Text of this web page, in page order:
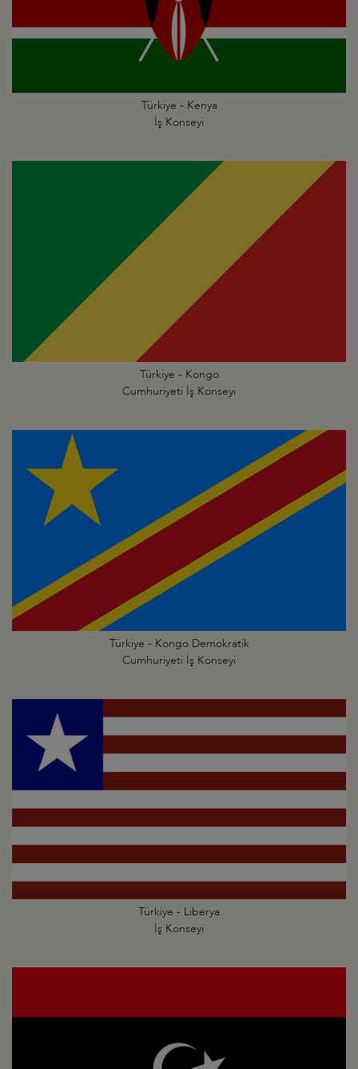
Türkiye - Kenya
İş Konseyi
Türkiye - Kongo
Cumhuriyeti İş Konseyi
Türkiye - Kongo Demokratik
Cumhuriyeti İş Konseyi
Türkiye - Liberya
İş Konseyi